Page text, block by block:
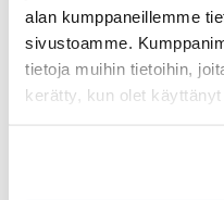
alan kumppaneillemme
sivustoamme.
tietoja muihin tietoihin,
kerätty, kun olet käyttänyt
tyttäret, kummitädit- ja
silmäterät!
Tilaisuuteen voi
katsomatta.
jolla on runsaasti